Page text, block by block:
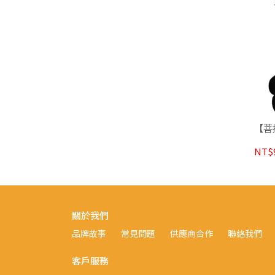
【
關於我們
品牌故事 常見問題 供應商合作 聯絡我們
客戶服務